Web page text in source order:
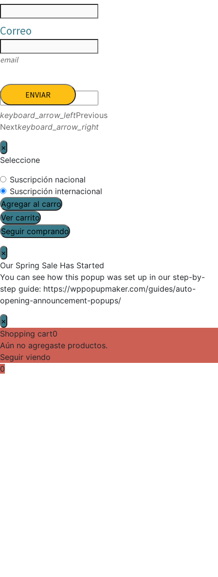
Correo
email
ENVIAR
keyboard_arrow_leftPrevious
Nextkeyboard_arrow_right
×
Seleccione
Suscripción nacional
Suscripción internacional
Agregar al carro
Ver carrito
Seguir comprando
×
Our Spring Sale Has Started
You can see how this popup was set up in our step-by-
step guide: https://wppopupmaker.com/guides/auto-
opening-announcement-popups/
×
Shopping cart0
Aún no agregaste productos.
Seguir viendo
0